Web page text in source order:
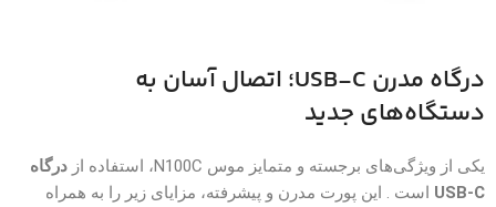
درگاه مدرن USB-C؛ اتصال آسان به
دستگاه‌های جدید
یکی از ویژگی‌های برجسته و متمایز موس N100C، استفاده از
درگاه
USB-C است . این پورت مدرن و پیشرفته، مزایای زیر را به همراه